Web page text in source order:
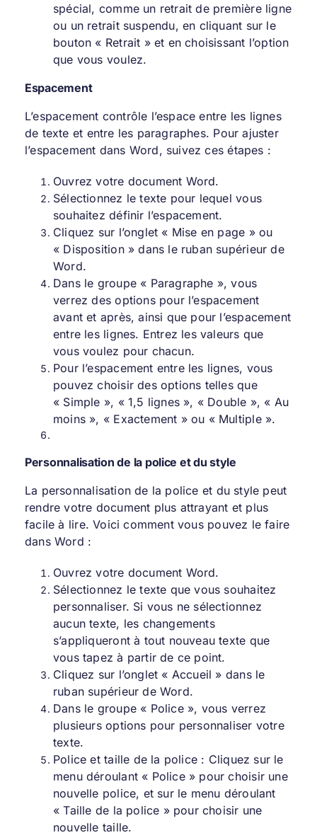
spécial, comme un retrait de première ligne
ou un retrait suspendu, en cliquant sur le
bouton « Retrait » et en choisissant l’option
que vous voulez.
Espacement
L’espacement contrôle l’espace entre les lignes
de texte et entre les paragraphes. Pour ajuster
l’espacement dans Word, suivez ces étapes :
Ouvrez votre document Word.
Sélectionnez le texte pour lequel vous
souhaitez définir l’espacement.
Cliquez sur l’onglet « Mise en page » ou
« Disposition » dans le ruban supérieur de
Word.
Dans le groupe « Paragraphe », vous
verrez des options pour l’espacement
avant et après, ainsi que pour l’espacement
entre les lignes. Entrez les valeurs que
vous voulez pour chacun.
Pour l’espacement entre les lignes, vous
pouvez choisir des options telles que
« Simple », « 1,5 lignes », « Double », « Au
moins », « Exactement » ou « Multiple ».
Personnalisation de la police et du style
La personnalisation de la police et du style peut
rendre votre document plus attrayant et plus
facile à lire. Voici comment vous pouvez le faire
dans Word :
Ouvrez votre document Word.
Sélectionnez le texte que vous souhaitez
personnaliser. Si vous ne sélectionnez
aucun texte, les changements
s’appliqueront à tout nouveau texte que
vous tapez à partir de ce point.
Cliquez sur l’onglet « Accueil » dans le
ruban supérieur de Word.
Dans le groupe « Police », vous verrez
plusieurs options pour personnaliser votre
texte.
Police et taille de la police : Cliquez sur le
menu déroulant « Police » pour choisir une
nouvelle police, et sur le menu déroulant
« Taille de la police » pour choisir une
nouvelle taille.